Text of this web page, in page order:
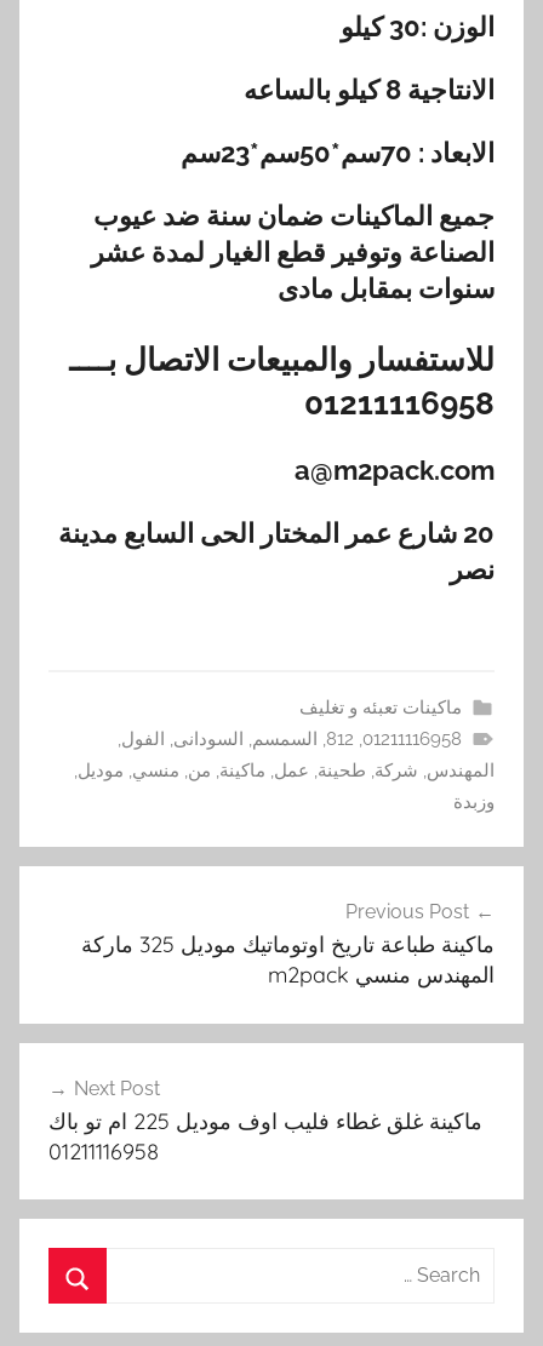
الوزن :30 كيلو
الانتاجية 8 كيلو بالساعه
الابعاد : 70سم*50سم*23سم
جميع الماكينات ضمان سنة ضد عيوب
الصناعة وتوفير قطع الغيار لمدة عشر
سنوات بمقابل مادى
للاستفسار والمبيعات الاتصال بــــ
01211116958
a@m2pack.com
20 شارع عمر المختار الحى السابع مدينة
نصر
ماكينات تعبئه و تغليف
01211116958
,
812
, السمسم, السودانى, الفول,
المهندس, شركة, طحينة, عمل, ماكينة, من, منسي, موديل,
وزبدة
المقالات
Previous Post
ماكينة طباعة تاريخ اوتوماتيك موديل 325 ماركة
المهندس منسي m2pack
Next Post
ماكينة غلق غطاء فليب اوف موديل 225 ام تو باك
01211116958
Search